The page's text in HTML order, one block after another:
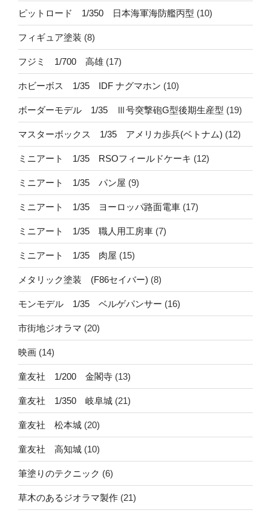
ピットロード 1/350 日本海軍海防艦丙型 (10)
フィギュア塗装 (8)
フジミ 1/700 高雄 (17)
ホビーボス 1/35 IDF ナグマホン (10)
ボーダーモデル 1/35 Ⅲ号突撃砲G型後期生産型 (19)
マスターボックス 1/35 アメリカ歩兵(ベトナム) (12)
ミニアート 1/35 RSOフィールドケーキ (12)
ミニアート 1/35 パン屋 (9)
ミニアート 1/35 ヨーロッパ路面電車 (17)
ミニアート 1/35 職人用工房車 (7)
ミニアート 1/35 肉屋 (15)
メタリック塗装 (F86セイバー) (8)
モンモデル 1/35 ベルゲパンサー (16)
市街地ジオラマ (20)
映画 (14)
童友社 1/200 金閣寺 (13)
童友社 1/350 岐阜城 (21)
童友社 松本城 (20)
童友社 高知城 (10)
筆塗りのテクニック (6)
草木のあるジオラマ製作 (21)